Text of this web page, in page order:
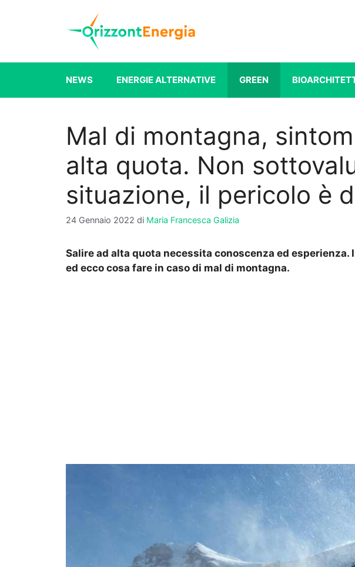
NEWS ENERGIE ALTERNATIVE GREEN
Mal di montagna,
alta quota. Non
situazione, il pericolo è
24 Gennaio 2022 di Maria Francesca Galizia
Salire ad alta quota necessita conoscenza ed esperienza.
ed ecco cosa fare in caso di mal di montagna.